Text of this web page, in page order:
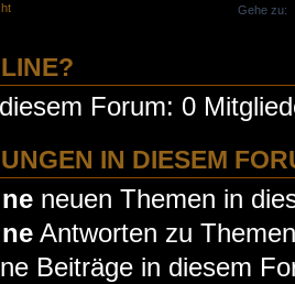
Gehe zu:
Forum: 0
IN DIESEM
neuen Themen in
Antworten zu
Beiträge in diesem